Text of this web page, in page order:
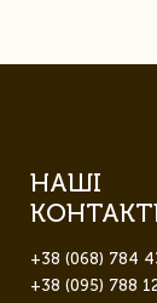
НАШІ
+38 (068) 784
+38 (095) 788